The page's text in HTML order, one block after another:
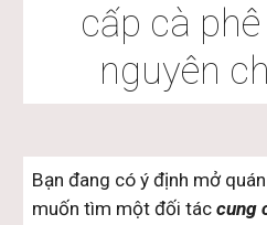
cấp cà
nguyên
Bạn đang có ý định mở
muốn tìm một đối tác cung